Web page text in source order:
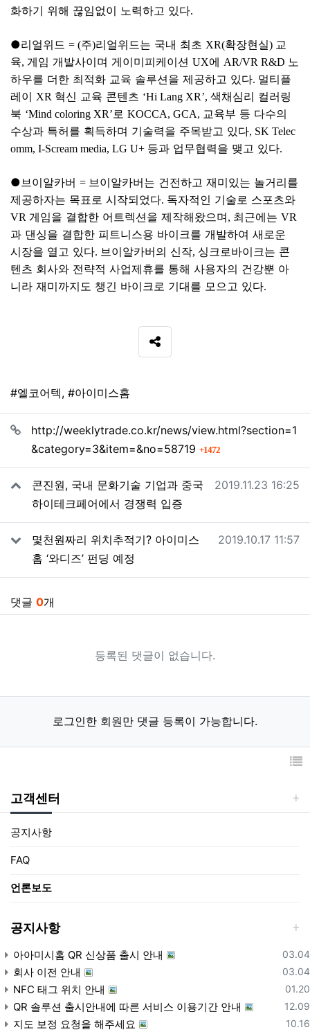
화하기 위해 끊임없이 노력하고 있다.
●리얼위드 = (주)리얼위드는 국내 최초 XR(확장현실) 교
육, 게임 개발사이며 게이미피케이션 UX에 AR/VR R&D 노
하우를 더한 최적화 교육 솔루션을 제공하고 있다. 멀티플
레이 XR 혁신 교육 콘텐츠 ‘Hi Lang XR’, 색채심리 컬러링
북 ‘Mind coloring XR’로 KOCCA, GCA, 교육부 등 다수의
수상과 특허를 획득하며 기술력을 주목받고 있다, SK Telec
omm, I-Scream media, LG U+ 등과 업무협력을 맺고 있다.
●브이알카버 = 브이알카버는 건전하고 재미있는 놀거리를
제공하자는 목표로 시작되었다. 독자적인 기술로 스포츠와
VR 게임을 결합한 어트렉션을 제작해왔으며, 최근에는 VR
과 댄싱을 결합한 피트니스용 바이크를 개발하여 새로운
시장을 열고 있다. 브이알카버의 신작, 싱크로바이크는 콘
텐츠 회사와 전략적 사업제휴를 통해 사용자의 건강뿐 아
니라 재미까지도 챙긴 바이크로 기대를 모으고 있다.
SNS 공유
태그
#엘코어텍, #아이미스홈
관련자료http://weeklytrade.co.kr/news/view.html?section=1
&category=3&item=&no=58719​
1472회 연결
콘진원, 국내 문화기술 기업과 중국
하이테크페어에서 경쟁력 입증
작성일
2019.11.23 16:25
몇천원짜리 위치추적기? 아이미스
홈 ‘와디즈’ 펀딩 예정
작성일
2019.10.17 11:57
댓글 0개
등록된 댓글이 없습니다.
로그인한 회원만 댓글 등록이 가능합니다.
고객센터
공지사항
FAQ
언론보도
공지사항
등록일
03.04
아아미시홈 QR 신상품 출시 안내
등록일
03.04
회사 이전 안내
등록
01.20
NFC 태그 위치 안내
등록
12.09
QR 솔루션 출시안내에 따른 서비스 이용기간 안내
등록
10.16
지도 보정 요청을 해주세요